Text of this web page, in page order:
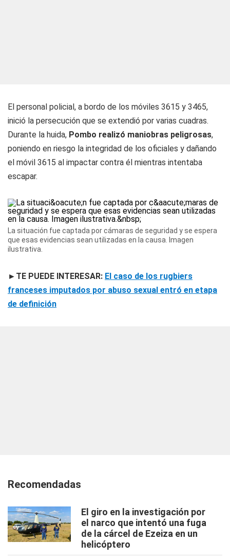
El personal policial, a bordo de los móviles 3615 y 3465,
inició la persecución que se extendió por varias cuadras.
Durante la huida, Pombo realizó maniobras peligrosas,
poniendo en riesgo la integridad de los oficiales y dañando
el móvil 3615 al impactar contra él mientras intentaba
escapar.
La situación fue captada por cámaras de seguridad y se espera
que esas evidencias sean utilizadas en la causa. Imagen
ilustrativa.
►TE PUEDE INTERESAR: El caso de los rugbiers
franceses imputados por abuso sexual entró en etapa
de definición
Recomendadas
El giro en la investigación por
el narco que intentó una fuga
de la cárcel de Ezeiza en un
helicóptero